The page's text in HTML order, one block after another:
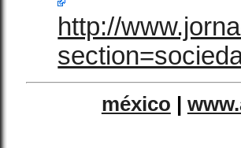
http://
méxico |